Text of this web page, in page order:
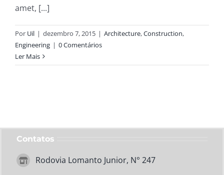
amet, [...]
Por Uil | dezembro 7, 2015 | Architecture,Construction,
Engineering | 0 Comentários
Ler Mais
Contatos
Rodovia Lomanto Junior, N° 247